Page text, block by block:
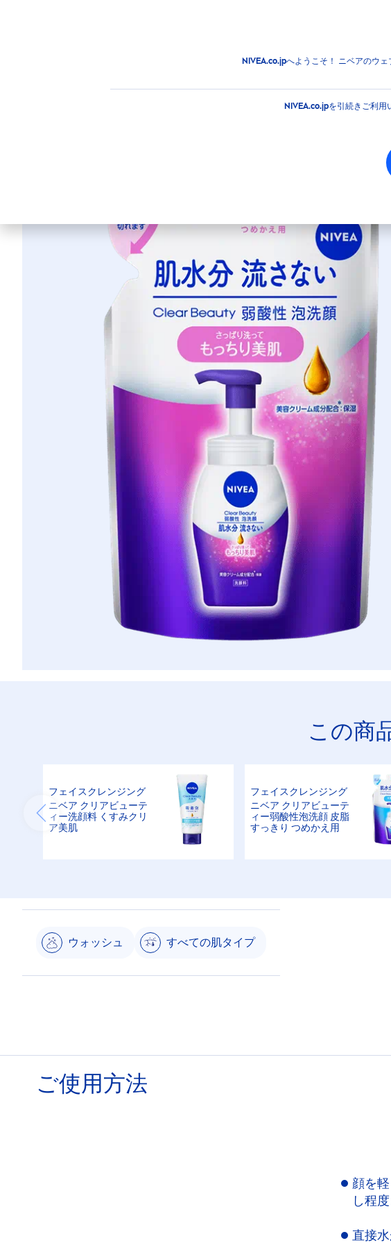
NIVEA.co.jpへようこそ！ ニベアのウ
NIVEA.co.jpを引続きご利用
フェイスクレンジング フェイスウォッシュ ニベア
ニベア クリアビュー
この商
フェイスクレンジング
ニベア クリアビューテ
ィー洗顔料 くすみクリ
ア美肌
フェイスクレンジング
ニベア クリアビューテ
ィー弱酸性泡洗顔 皮脂
すっきり つめかえ用
ウォッシュ すべての肌タイプ
ご使用方法
顔を
し程
直接